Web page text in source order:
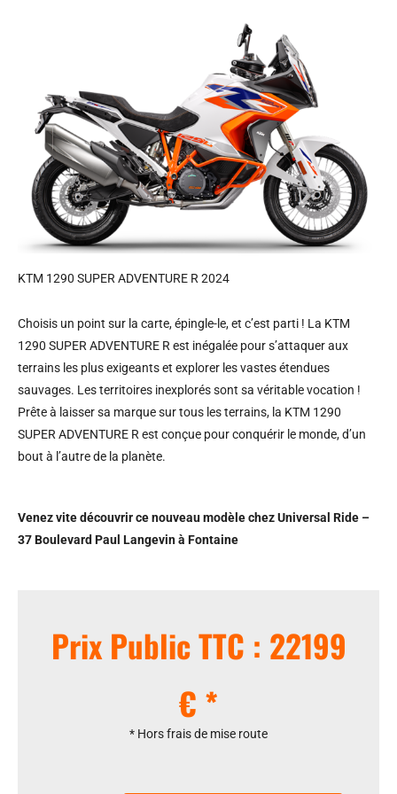
KTM 1290 SUPER ADVENTURE R 2024
Choisis un point sur la carte, épingle-le, et c’est parti ! La KTM
1290 SUPER ADVENTURE R est inégalée pour s’attaquer aux
terrains les plus exigeants et explorer les vastes étendues
sauvages. Les territoires inexplorés sont sa véritable vocation !
Prête à laisser sa marque sur tous les terrains, la KTM 1290
SUPER ADVENTURE R est conçue pour conquérir le monde, d’un
bout à l’autre de la planète.
Venez vite découvrir ce nouveau modèle chez Universal Ride –
37 Boulevard Paul Langevin à Fontaine
Prix Public TTC : 22199
€ *
* Hors frais de mise route